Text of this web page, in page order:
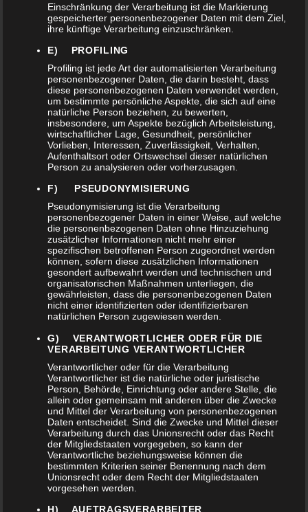
COSMOINTEGRAL XXL
SCHALE #5
2.029,00 €
COSMOINTEGRAL XXL
SCHALE #4
1.756,00€
Einschränkung der Verarbeitung ist die Markierung
gespeicherter personenbezogener Daten mit dem Ziel,
ihre künftige Verarbeitung einzuschränken.
E) PROFILING
Profiling ist jede Art der automatisierten Verarbeitung
personenbezogener Daten, die darin besteht, dass
diese personenbezogenen Daten verwendet werden,
um bestimmte persönliche Aspekte, die sich auf eine
natürliche Person beziehen, zu bewerten,
insbesondere, um Aspekte bezüglich Arbeitsleistung,
wirtschaftlicher Lage, Gesundheit, persönlicher
Vorlieben, Interessen, Zuverlässigkeit, Verhalten,
Aufenthaltsort oder Ortswechsel dieser natürlichen
Person zu analysieren oder vorherzusagen.
F) PSEUDONYMISIERUNG
Pseudonymisierung ist die Verarbeitung
personenbezogener Daten in einer Weise, auf welche
die personenbezogenen Daten ohne Hinzuziehung
zusätzlicher Informationen nicht mehr einer
spezifischen betroffenen Person zugeordnet werden
können, sofern diese zusätzlichen Informationen
gesondert aufbewahrt werden und technischen und
organisatorischen Maßnahmen unterliegen, die
gewährleisten, dass die personenbezogenen Daten
nicht einer identifizierten oder identifizierbaren
natürlichen Person zugewiesen werden.
G) VERANTWORTLICHER ODER FÜR DIE
VERARBEITUNG VERANTWORTLICHER
Verantwortlicher oder für die Verarbeitung
Verantwortlicher ist die natürliche oder juristische
Person, Behörde, Einrichtung oder andere Stelle, die
allein oder gemeinsam mit anderen über die Zwecke
und Mittel der Verarbeitung von personenbezogenen
Daten entscheidet. Sind die Zwecke und Mittel dieser
Verarbeitung durch das Unionsrecht oder das Recht
der Mitgliedstaaten vorgegeben, so kann der
Verantwortliche beziehungsweise können die
bestimmten Kriterien seiner Benennung nach dem
Unionsrecht oder dem Recht der Mitgliedstaaten
vorgesehen werden.
H) AUFTRAGSVERARBEITER